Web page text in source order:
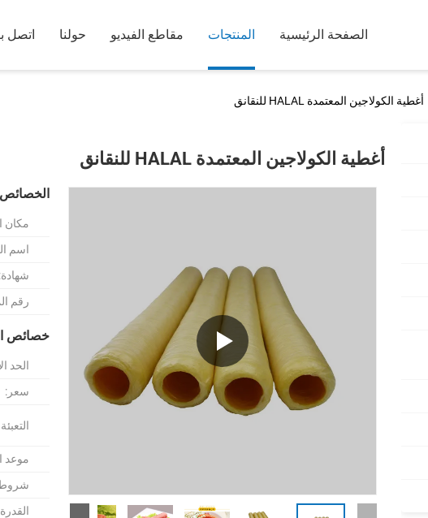
الصفحة الرئيسية المنتجات مقاطع الفيديو حولنا اتصل
أغطية الكولاجين المعتمدة HALAL للنقانق
أغطية الكولاجين المعتمدة HALAL للنقانق
الخصائص
مكان
اسم
رقم
خصائص
الحد
سعر:
موعد
شروط